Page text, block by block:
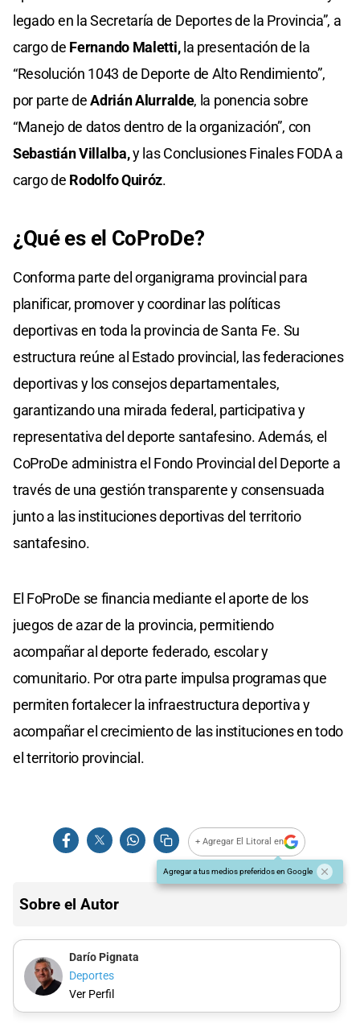
legado en la Secretaría de Deportes de la Provincia”, a
cargo de Fernando Maletti,la presentación de la
“Resolución 1043 de Deporte de Alto Rendimiento”,
por parte deAdrián Alurralde, la ponencia sobre
“Manejo de datos dentro de la organización”, con
Sebastián Villalba,y las Conclusiones Finales FODA a
cargo de Rodolfo Quiróz.
¿Qué es el CoProDe?
Conforma parte del organigrama provincial para
planificar, promover y coordinar las políticas
deportivas en toda la provincia de Santa Fe. Su
estructura reúne al Estado provincial, las federaciones
deportivas y los consejos departamentales,
garantizando una mirada federal, participativa y
representativa del deporte santafesino. Además, el
CoProDe administra el Fondo Provincial del Deporte a
través de una gestión transparente y consensuada
junto a las instituciones deportivas del territorio
santafesino.
El FoProDe se financia mediante el aporte de los
juegos de azar de la provincia, permitiendo
acompañar al deporte federado, escolar y
comunitario. Por otra parte impulsa programas que
permiten fortalecer la infraestructura deportiva y
acompañar el crecimiento de las instituciones en todo
el territorio provincial.
+ Agregar El Litoral en
Agregar a tus medios preferidos en Google
Sobre el Autor
Darío Pignata
Deportes
Ver Perfil